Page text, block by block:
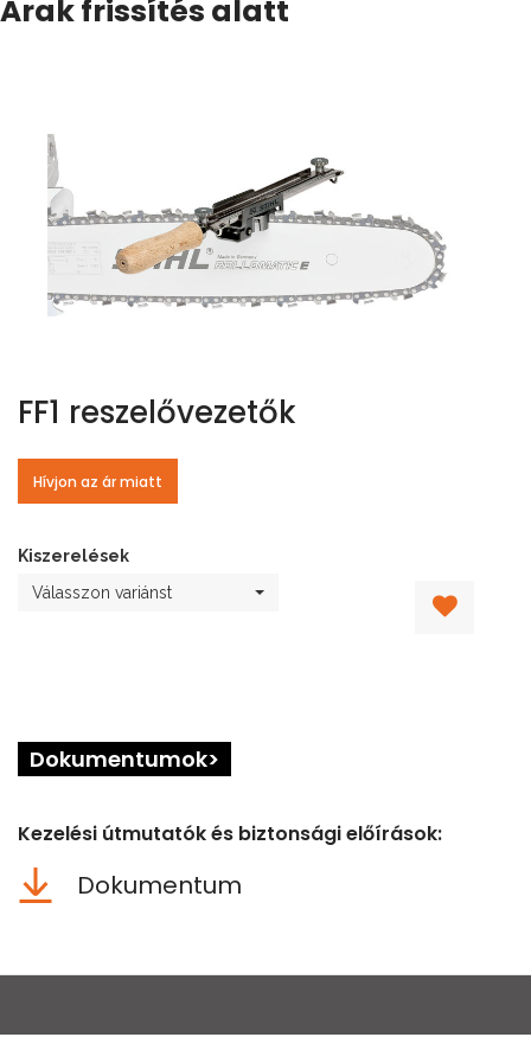
Árak frissítés alatt
FF1 reszelővezetők
Hívjon az ár miatt
Kiszerelések
Válasszon variánst
Dokumentumok>
Kezelési útmutatók és biztonsági előírások:
Dokumentum